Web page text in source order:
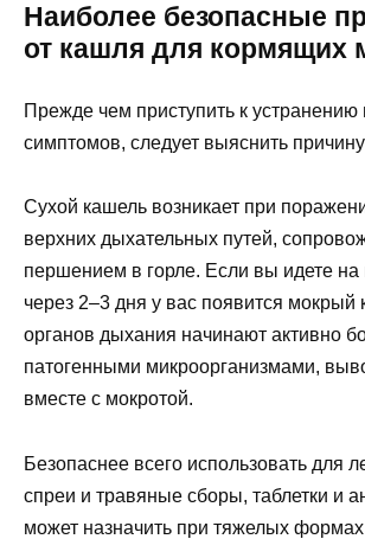
Наиболее безопасные
от кашля для кормящих
Прежде чем приступить к
симптомов, следует выяснить
Сухой кашель возникает при
верхних дыхательных путей,
першением в горле. Если вы идете на
через 2–3 дня у вас появится мокрый
органов дыхания начинают активно
патогенными микроорганизмами,
вместе с мокротой.
Безопаснее всего использовать для
спреи и травяные сборы, таблетки и
может назначить при тяжелых